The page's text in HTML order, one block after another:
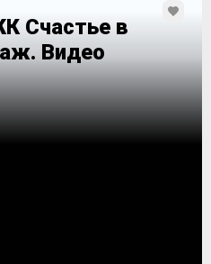
Счастье в
Видео